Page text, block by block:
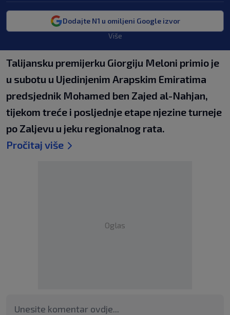
Dodajte N1 u omiljeni Google izvor
Više
Talijansku premijerku Giorgiju Meloni primio je
u subotu u Ujedinjenim Arapskim Emiratima
predsjednik Mohamed ben Zajed al-Nahjan,
tijekom treće i posljednje etape njezine turneje
po Zaljevu u jeku regionalnog rata.
Pročitaj više
Oglas